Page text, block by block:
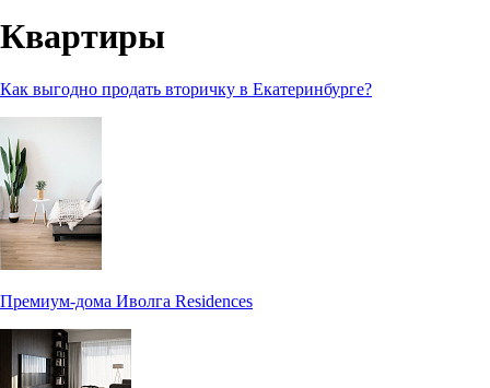
Квартиры
Как выгодно продать вторичку в Екатеринбурге?
Премиум-дома Иволга Residences